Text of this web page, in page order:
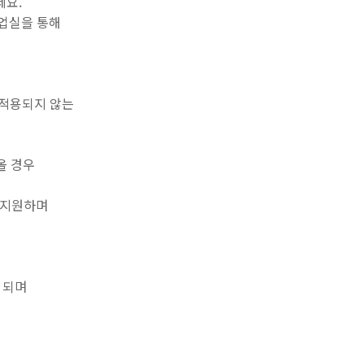
실을 통해
용되지 않는
경우
원하며
며